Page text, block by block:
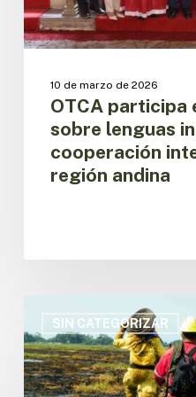
intercultural
en
10 de marzo de 2026
OTCA participa
sobre lenguas
cooperación
región andina
SIN CATEGORIZAR
OTCA
lanza
en
evento